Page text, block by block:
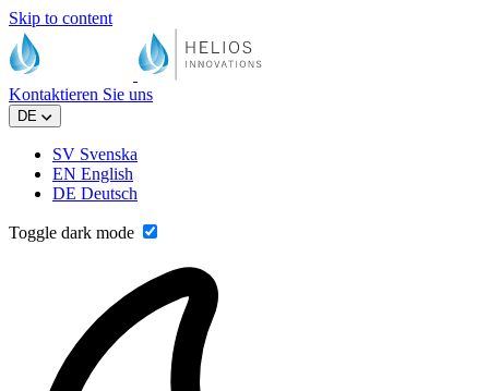
Skip to content
Kontaktieren Sie uns
DE
SV Svenska
EN English
DE Deutsch
Toggle dark mode